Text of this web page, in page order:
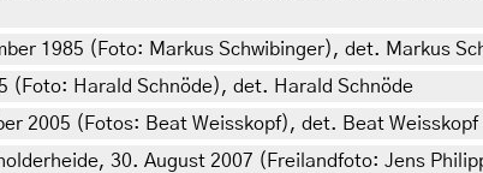
1985 (Foto: Markus Schwibinger), det. Markus
(Foto: Harald Schnöde), det. Harald Schnöde
2005 (Fotos: Beat Weisskopf), det. Beat Weisskopf
30. August 2007 (Freilandfoto: Jens